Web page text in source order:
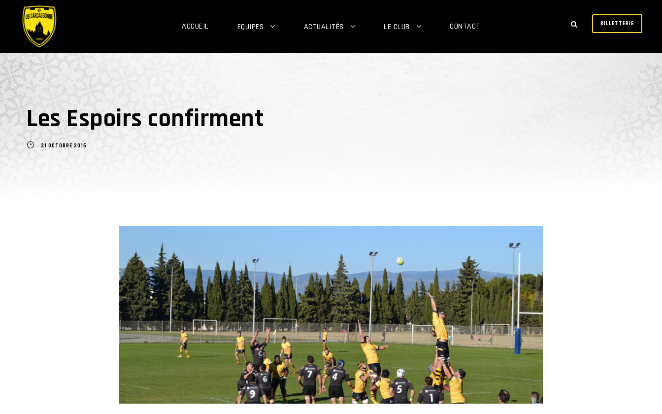
ACCUEIL EQUIPES ACTUALITÉS LE CLUB CONTACT BILLETTERIE
Les Espoirs confirment
31 OCTOBRE 2016